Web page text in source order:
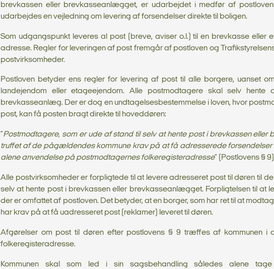
brevkassen eller brevkasseanlægget, er udarbejdet i medfør af
udarbejdes en vejledning om levering af forsendelser direkte til boligen.
Som udgangspunkt leveres al post (breve, aviser o.l.) til en brevkasse
adresse. Regler for leveringen af post fremgår af postloven og
postvirksomheder.
Postloven betyder ens regler for levering af post til alle borgere, uanset
landejendom eller etageejendom. Alle postmodtagere skal selv
brevkasseanlæg. Der er dog en undtagelsesbestemmelse i loven, hvor
post, kan få posten bragt direkte til hoveddøren:
”Postmodtagere, som er ude af stand til selv at hente post i brevkassen
truffet af de pågældendes kommune krav på at få adresserede forsendelser
alene anvendelse på postmodtagernes folkeregisteradresse” (Postlovens §
Alle postvirksomheder er forpligtede til at levere adresseret post til døren til
selv at hente post i brevkassen eller brevkasseanlægget. Forpligtelsen til at
der er omfattet af postloven. Det betyder, at en borger, som har ret til at
har krav på at få uadresseret post (reklamer) leveret til døren.
Afgørelser om post til døren efter postlovens § 9 træffes af kommunen i
folkeregisteradresse.
Kommunen skal som led i sin sagsbehandling således alene